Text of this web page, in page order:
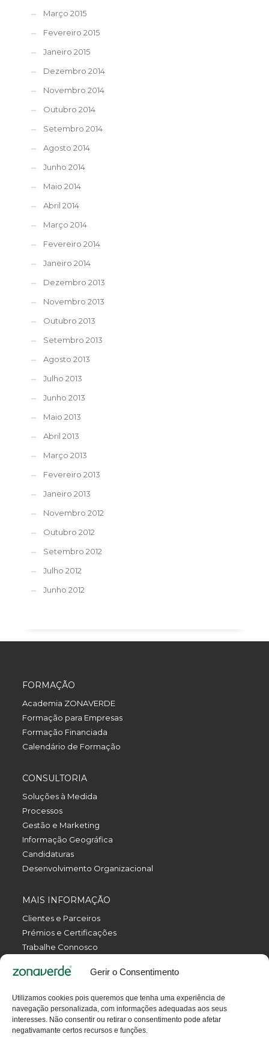
Gerir o Consentimento
Utilizamos cookies pois queremos que tenha uma experiência de
navegação personalizada, com informações adequadas aos seus
interesses. Não consentir ou retirar o consentimento pode afetar
negativamante certos recursos e funções.
Março 2015
Fevereiro 2015
Janeiro 2015
Dezembro 2014
Novembro 2014
Outubro 2014
Setembro 2014
Agosto 2014
Junho 2014
Maio 2014
Abril 2014
Março 2014
Fevereiro 2014
Janeiro 2014
Dezembro 2013
Novembro 2013
Outubro 2013
Setembro 2013
Agosto 2013
Julho 2013
Junho 2013
Maio 2013
Abril 2013
Março 2013
Fevereiro 2013
Janeiro 2013
Novembro 2012
Outubro 2012
Setembro 2012
Julho 2012
Junho 2012
FORMAÇÃO
Academia ZONAVERDE
Formação para Empresas
Formação Financiada
Calendário de Formação
CONSULTORIA
Soluções à Medida
Processos
Gestão e Marketing
Informação Geográfica
Candidaturas
Desenvolvimento Organizacional
MAIS INFORMAÇÃO
Clientes e Parceiros
Prémios e Certificações
Trabalhe Connosco
Política da Qualidade
Termos e Condições
Contactos